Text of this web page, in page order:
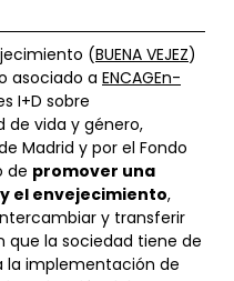
(BUENA VEJEZ)
asociado a ENCAGEn-
I+D sobre
de vida y género,
Madrid y por el Fondo
de promover una
el envejecimiento,
y transferir
la sociedad tiene de
la implementación de